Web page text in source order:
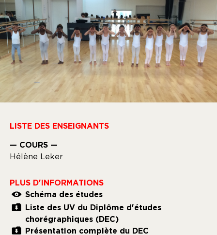
LISTE DES ENSEIGNANTS
— COURS —
Hélène Leker
PLUS D'INFORMATIONS
Schéma des études
Liste des UV du Diplôme d'études
chorégraphiques (DEC)
Présentation complète du DEC